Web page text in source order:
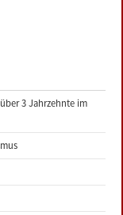
3 Jahrzehnte im